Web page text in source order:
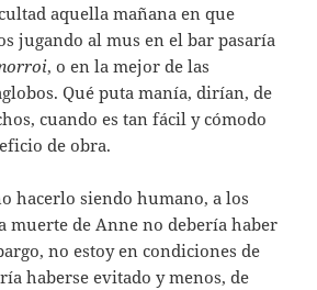
aquella mañana en que
jugando al mus en el bar pasaría
, o en la mejor de las
Qué puta manía, dirían, de
cuando es tan fácil y cómodo
de obra.
hacerlo siendo humano, a los
muerte de Anne no debería haber
no estoy en condiciones de
haberse evitado y menos, de